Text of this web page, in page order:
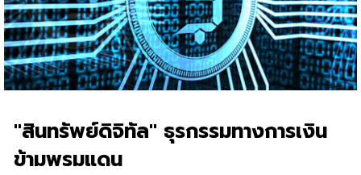
"สินทรัพย์ดิจิทัล" ธุรกรรมทางการเงิน
ข้ามพรมแดน